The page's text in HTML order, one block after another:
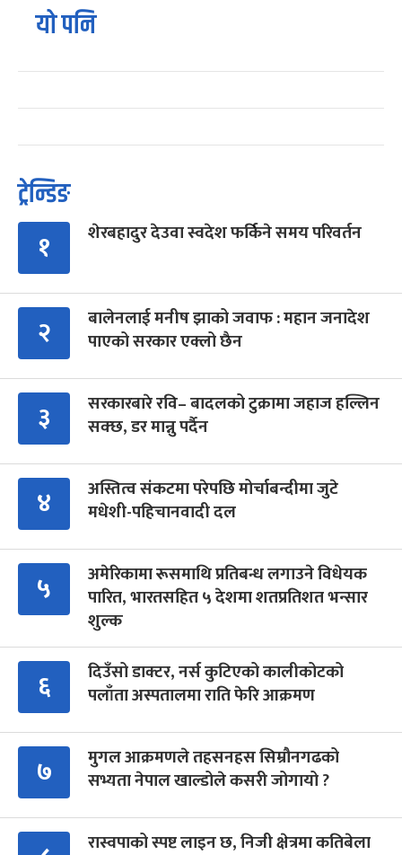
यो पनि
ट्रेन्डिङ
१ शेरबहादुर देउवा स्वदेश फर्किने समय परिवर्तन
२
बालेनलाई मनीष झाको जवाफ : महान जनादेश
पाएको सरकार एक्लो छैन
३
सरकारबारे रवि– बादलको टुक्रामा जहाज हल्लिन
सक्छ, डर मान्नु पर्दैन
४
अस्तित्व संकटमा परेपछि मोर्चाबन्दीमा जुटे
मधेशी-पहिचानवादी दल
५
अमेरिकामा रूसमाथि प्रतिबन्ध लगाउने विधेयक
पारित, भारतसहित ५ देशमा शतप्रतिशत भन्सार
शुल्क
६
दिउँसो डाक्टर, नर्स कुटिएको कालीकोटको
पलाँता अस्पतालमा राति फेरि आक्रमण
७
मुगल आक्रमणले तहसनहस सिम्रौनगढको
सभ्यता नेपाल खाल्डोले कसरी जोगायो ?
रास्वपाको स्पष्ट लाइन छ, निजी क्षेत्रमा कतिबेला